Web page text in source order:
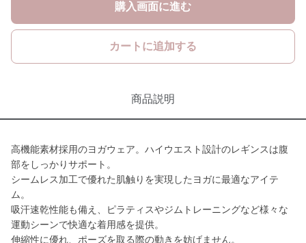
購入画面に進む
カートに追加する
商品説明
高機能素材採用のヨガウェア。ハイウエスト設計のレギンスは腹
部をしっかりサポート。
シームレス加工で優れた肌触りを実現したヨガに最適なアイテ
ム。
吸汗速乾性能も備え、ピラティスやジムトレーニングなど様々な
運動シーンで快適な着用感を提供。
伸縮性に優れ、ポーズを取る際の動きを妨げません。